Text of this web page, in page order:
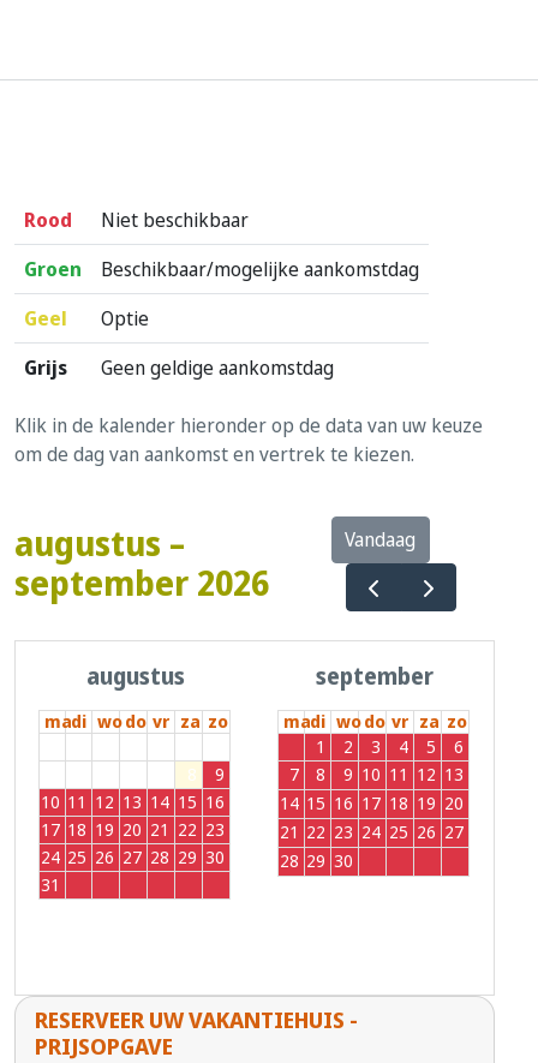
Rood
Niet beschikbaar
Groen
Beschikbaar/mogelijke aankomstdag
Geel
Optie
Grijs
Geen geldige aankomstdag
Klik in de kalender hieronder op de data van uw keuze
om de dag van aankomst en vertrek te kiezen.
augustus –
september 2026
Vandaag
augustus
madi wodo vr za zo
8
9
10 11 12 13 14 15 16
17 18 19 20 21 22 23
24 25 26 27 28 29 30
31
september
madi wodo vr za zo
1 2 3 4 5
6
7
8 9 10 11 12 13
14 15 16 17 18 19 20
21 22 23 24 25 26 27
28 29 30
RESERVEER UW VAKANTIEHUIS -
PRIJSOPGAVE